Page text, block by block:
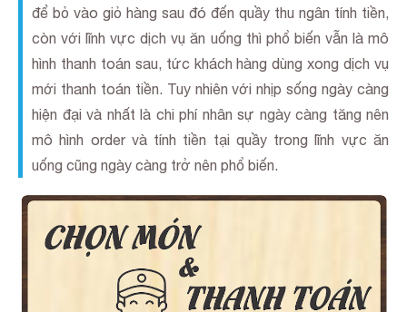
để bỏ vào giỏ hàng sau đó đến quầy thu ngân tính tiền,
còn với lĩnh vực dịch vụ ăn uống thì phổ biến vẫn là mô
hình thanh toán sau, tức khách hàng dùng xong dịch vụ
mới thanh toán tiền. Tuy nhiên với nhịp sống ngày càng
hiện đại và nhất là chi phí nhân sự ngày càng tăng nên
mô hình order và tính tiền tại quầy trong lĩnh vực ăn
uống cũng ngày càng trở nên phổ biến.